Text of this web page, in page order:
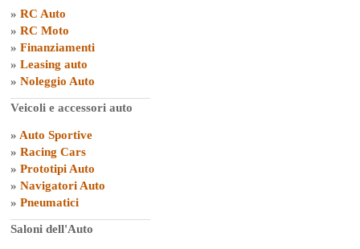
» RC Auto
» RC Moto
» Finanziamenti
» Leasing auto
» Noleggio Auto
Veicoli e accessori auto
» Auto Sportive
» Racing Cars
» Prototipi Auto
» Navigatori Auto
» Pneumatici
Saloni dell'Auto